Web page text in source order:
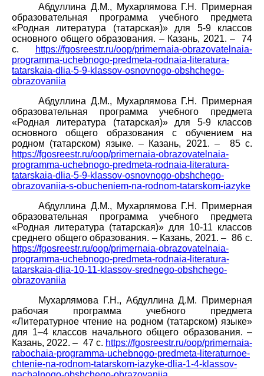
Абдуллина Д.М., Мухарлямова Г.Н. Примерная
образовательная программа учебного предмета
«Родная литература (татарская)» для 5-9 классов
основного общего образования. – Казань, 2021. – 74
с.
https://fgosreestr.ru/oop/primernaia-obrazovatelnaia-
programma-uchebnogo-predmeta-rodnaia-literatura-
tatarskaia-dlia-5-9-klassov-osnovnogo-obshchego-
obrazovaniia
Абдуллина Д.М., Мухарлямова Г.Н. Примерная
образовательная программа учебного предмета
«Родная литература (татарская)» для 5-9 классов
основного общего образования с обучением на
родном (татарском) языке. – Казань, 2021. – 85 с.
https://fgosreestr.ru/oop/primernaia-obrazovatelnaia-
programma-uchebnogo-predmeta-rodnaia-literatura-
tatarskaia-dlia-5-9-klassov-osnovnogo-obshchego-
obrazovaniia-s-obucheniem-na-rodnom-tatarskom-iazyke
Абдуллина Д.М., Мухарлямова Г.Н. Примерная
образовательная программа учебного предмета
«Родная литература (татарская)» для 10-11 классов
среднего общего образования. – Казань, 2021. – 86 с.
https://fgosreestr.ru/oop/primernaia-obrazovatelnaia-
programma-uchebnogo-predmeta-rodnaia-literatura-
tatarskaia-dlia-10-11-klassov-srednego-obshchego-
obrazovaniia
Мухарлямова Г.Н., Абдуллина Д.М. Примерная
рабочая программа учебного предмета
«Литературное чтение на родном (татарском) языке»
для 1–4 классов начального общего образования. –
Казань, 2022. – 47 с. https://fgosreestr.ru/oop/primernaia-
rabochaia-programma-uchebnogo-predmeta-literaturnoe-
chtenie-na-rodnom-tatarskom-iazyke-dlia-1-4-klassov-